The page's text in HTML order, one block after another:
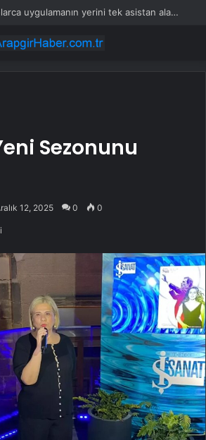
Yapay zekada onlarca uygulamanın yerini tek asistan alabilir
Sezonunu
12, 2025 0 0